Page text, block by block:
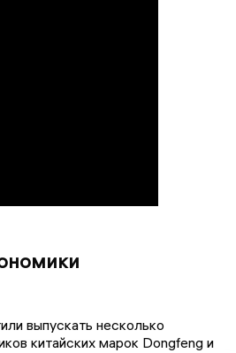
выпускать несколько
китайских марок Dongfeng и